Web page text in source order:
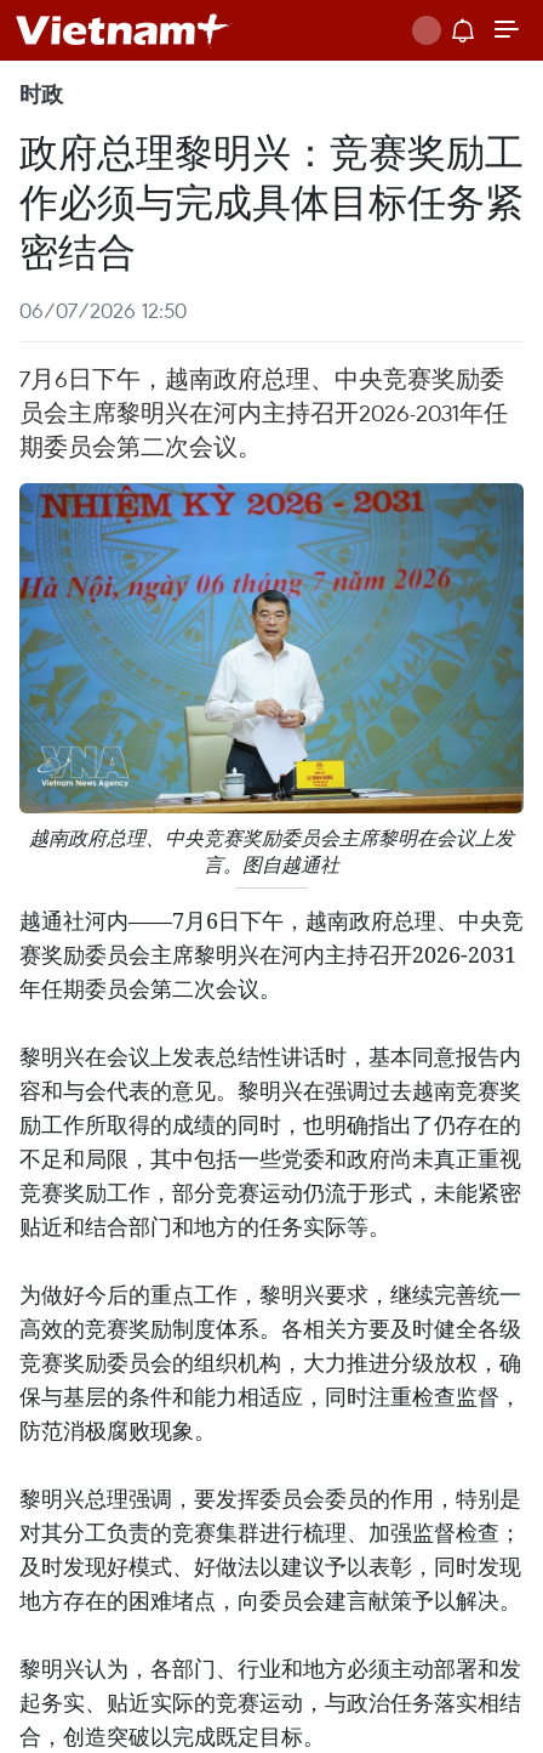
时政
政府总理黎明兴：竞赛奖励工
作必须与完成具体目标任务紧
密结合
06/07/2026 12:50
7月6日下午，越南政府总理、中央竞赛奖励委
员会主席黎明兴在河内主持召开2026-2031年任
期委员会第二次会议。
越南政府总理、中央竞赛奖励委员会主席黎明在会议上发
言。图自越通社
越通社河内——7月6日下午，越南政府总理、中央竞
赛奖励委员会主席黎明兴在河内主持召开2026-2031
年任期委员会第二次会议。
黎明兴在会议上发表总结性讲话时，基本同意报告内
容和与会代表的意见。黎明兴在强调过去越南竞赛奖
励工作所取得的成绩的同时，也明确指出了仍存在的
不足和局限，其中包括一些党委和政府尚未真正重视
竞赛奖励工作，部分竞赛运动仍流于形式，未能紧密
贴近和结合部门和地方的任务实际等。
为做好今后的重点工作，黎明兴要求，继续完善统一
高效的竞赛奖励制度体系。各相关方要及时健全各级
竞赛奖励委员会的组织机构，大力推进分级放权，确
保与基层的条件和能力相适应，同时注重检查监督，
防范消极腐败现象。
黎明兴总理强调，要发挥委员会委员的作用，特别是
对其分工负责的竞赛集群进行梳理、加强监督检查；
及时发现好模式、好做法以建议予以表彰，同时发现
地方存在的困难堵点，向委员会建言献策予以解决。
黎明兴认为，各部门、行业和地方必须主动部署和发
起务实、贴近实际的竞赛运动，与政治任务落实相结
合，创造突破以完成既定目标。